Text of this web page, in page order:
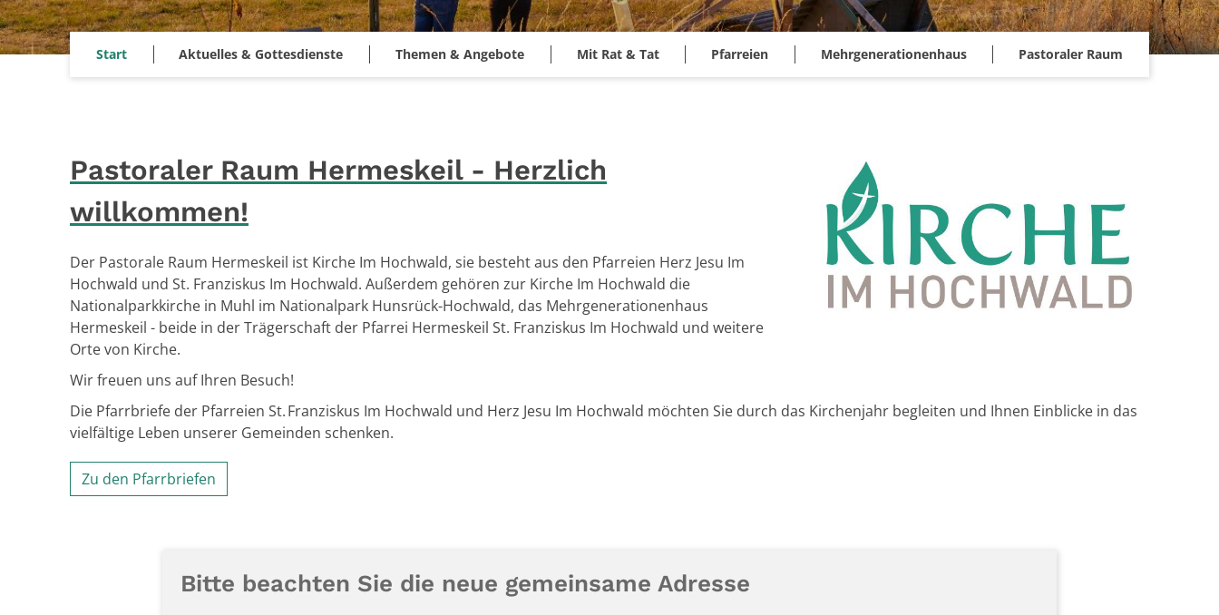
Start Aktuelles & Gottesdienste Themen & Angebote Mit Rat & Tat Pfarreien Mehrgenerationenhaus Pastoraler Raum
Pastoraler Raum Hermeskeil - Herzlich
willkommen!
Der Pastorale Raum Hermeskeil ist Kirche Im Hochwald, sie besteht aus den Pfarreien Herz Jesu Im
Hochwald und St. Franziskus Im Hochwald. Außerdem gehören zur Kirche Im Hochwald die
Nationalparkkirche in Muhl im Nationalpark Hunsrück-Hochwald, das Mehrgenerationenhaus
Hermeskeil - beide in der Trägerschaft der Pfarrei Hermeskeil St. Franziskus Im Hochwald und weitere
Orte von Kirche.
Wir freuen uns auf Ihren Besuch!
Die Pfarrbriefe der Pfarreien St. Franziskus Im Hochwald und Herz Jesu Im Hochwald möchten Sie durch das Kirchenjahr begleiten und Ihnen Einblicke in das
vielfältige Leben unserer Gemeinden schenken.
Zu den Pfarrbriefen
Bitte beachten Sie die neue gemeinsame Adresse